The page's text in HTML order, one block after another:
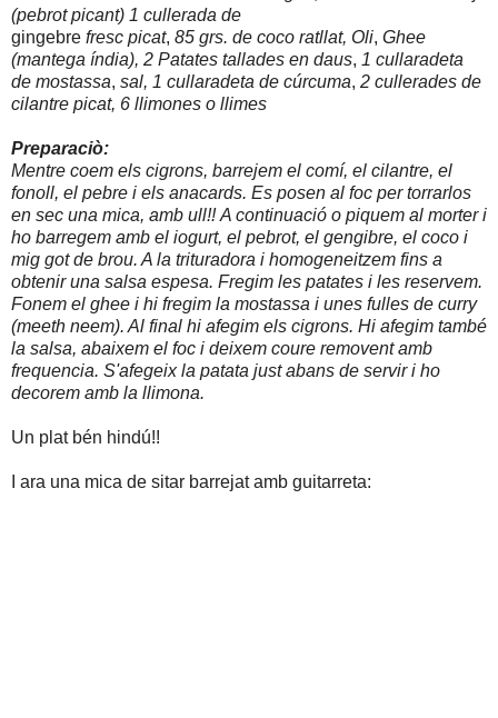
(pebrot picant) 1 cullerada de
gingebre fresc picat, 85 grs. de coco ratllat, Oli, Ghee
(mantega índia), 2 Patates tallades en daus, 1 cullaradeta
de mostassa, sal, 1 cullaradeta de cúrcuma, 2 cullerades de
cilantre picat, 6 llimones o llimes
Preparaciò:
Mentre coem els cigrons, barrejem el comí, el cilantre, el
fonoll, el pebre i els anacards. Es posen al foc per torrarlos
en sec una mica, amb ull!! A continuació o piquem al morter i
ho barregem amb el iogurt, el pebrot, el gengibre, el coco i
mig got de brou. A la trituradora i homogeneitzem fins a
obtenir una salsa espesa. Fregim les patates i les reservem.
Fonem el ghee i hi fregim la mostassa i unes fulles de curry
(meeth neem). Al final hi afegim els cigrons. Hi afegim també
la salsa, abaixem el foc i deixem coure removent amb
frequencia. S'afegeix la patata just abans de servir i ho
decorem amb la llimona.
Un plat bén hindú!!
I ara una mica de sitar barrejat amb guitarreta: